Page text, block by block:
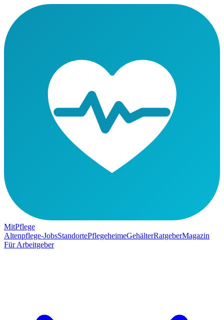
MitPflege
Altenpflege-JobsStandortePflegeheimeGehälterRatgeberMagazin
Für Arbeitgeber